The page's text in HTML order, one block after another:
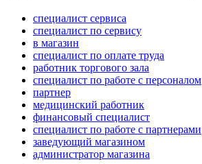
специалист сервиса
специалист по сервису
в магазин
специалист по оплате труда
работник торгового зала
специалист по работе с персоналом
партнер
медицинский работник
финансовый специалист
специалист по работе с партнерами
заведующий магазином
администратор магазина